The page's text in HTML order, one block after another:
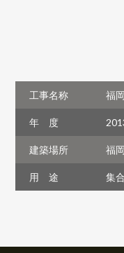
工事名称 福
年 度
建築場所 福
用 途 集